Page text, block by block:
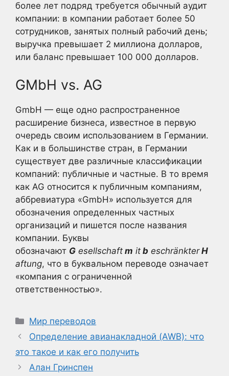
более лет подряд требуется обычный аудит
компании: в компании работает более 50
сотрудников, занятых полный рабочий день;
выручка превышает 2 миллиона долларов,
или баланс превышает 100 000 долларов.
GMbH vs. AG
GmbH — еще одно распространенное
расширение бизнеса, известное в первую
очередь своим использованием в Германии.
Как и в большинстве стран, в Германии
существует две различные классификации
компаний: публичные и частные. В то время
как AG относится к публичным компаниям,
аббревиатура «GmbH» используется для
обозначения определенных частных
организаций и пишется после названия
компании. Буквы
обозначают G esellschaft m it b eschränkterH
aftung, что в буквальном переводе означает
«компания с ограниченной
ответственностью».
Рубрики
Мир переводов
Определение авианакладной (AWB): что
это такое и как его получить
Алан Гринспен